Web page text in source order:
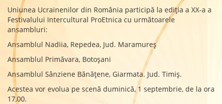
Uniunea Ucrainenilor din România participă la ediția a XX-a a
Festivalului Intercultural ProEtnica cu următoarele
ansambluri:
Ansamblul Nadiia, Repedea, Jud. Maramureș
Ansamblul Primăvara, Botoșani
Ansamblul Sânziene Bănățene, Giarmata. Jud. Timiș.
Acestea vor evolua pe scenă duminică, 1 septembrie, de la ora
17,00.